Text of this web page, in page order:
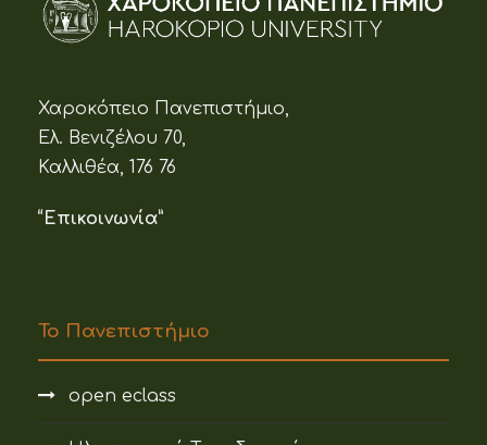
Χαροκόπειο Πανεπιστήμιο,
Ελ. Βενιζέλου 70,
Καλλιθέα, 176 76
“Επικοινωνία”
Το Πανεπιστήμιο
open eclass